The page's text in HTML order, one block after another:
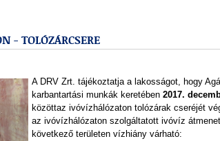
- TOLÓZÁRCSERE
A DRV Zrt. tájékoztatja a lakosságot, hogy
karbantartási munkák keretében 2017.
közöttaz ivóvízhálózaton tolózárak cseréjét
az ivóvízhálózaton szolgáltatott ivóvíz
következő területen vízhiány várható: